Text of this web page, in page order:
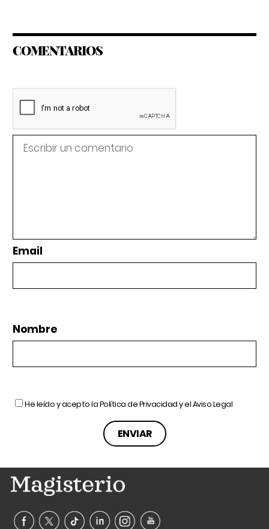
COMENTARIOS
Email
Nombre
He leído y acepto laPolítica de Privacidady elAviso Legal